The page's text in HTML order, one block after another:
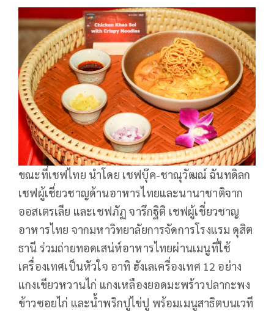
ขณะที่เชฟไทย นำโดย เชฟบุ๊ค-ชาณุวัฒณ์ ฉันทดิลก
เชฟผู้เชี่ยวชาญด้านอาหารไทยและนานาชาติจาก
ออสเตรเลีย และเชฟภัฏ จารึกฐิติ เชฟผู้เชี่ยวชาญ
อาหารไทย จากมหาวิทยาลัยการจัดการโรงแรม ดุสิต
ธานี ร่วมถ่ายทอดเสน่ห์อาหารไทยผ่านเมนูที่ใช้
เครื่องเทศเป็นหัวใจ อาทิ ฮังเลเครื่องเทศ 12 อย่าง
แกงเขียวหวานไก่ แกงเหลืองยอดมะพร้าวปลากะพง
ข้าวซอยไก่ และน้ำพริกปูไข่ปู พร้อมเมนูสาธิตบนเวที